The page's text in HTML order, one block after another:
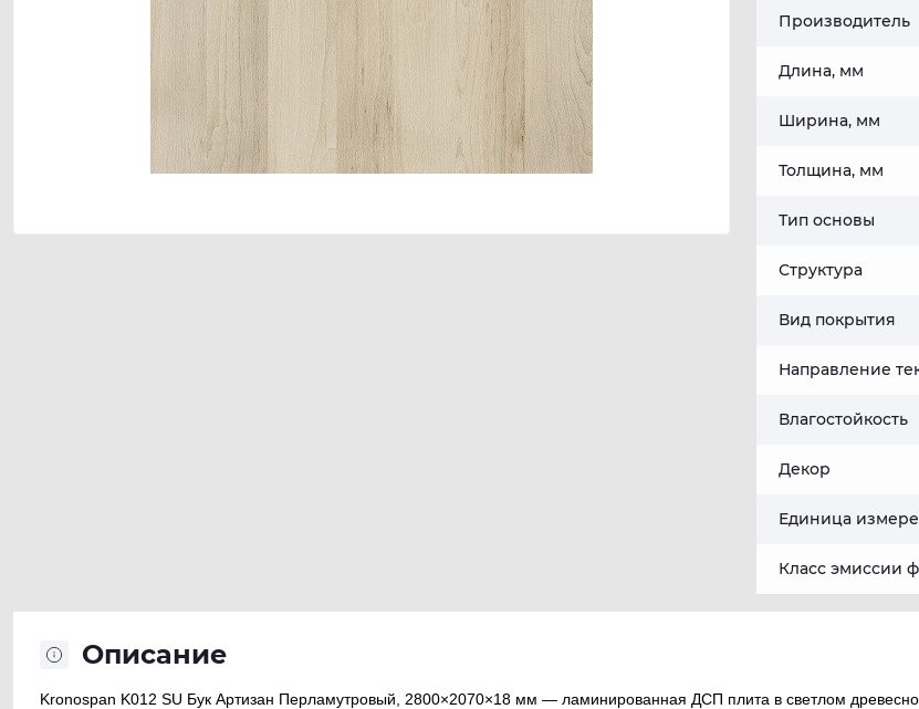
Производитель
Длина, мм
Ширина, мм
Толщина, мм
Тип основы
Структура
Вид покрытия
Направление
Влагостойкость
Декор
Единица
Класс эмиссии
Описание
Kronospan K012 SU Бук Артизан Перламутровый, 2800×2070×18 мм — ламинированная ДСП плита в светлом